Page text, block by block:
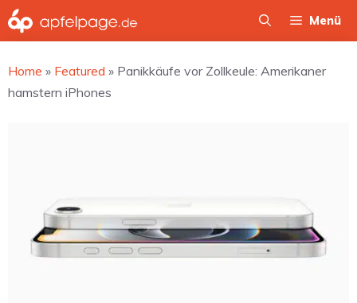
Zum
Inhalt
Menü
Home » Featured » Panikkäufe vor Zollkeule: Amerikaner
hamstern iPhones